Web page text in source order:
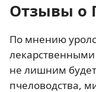
Отзывы о
По мнению
не лишним
пчеловодства,